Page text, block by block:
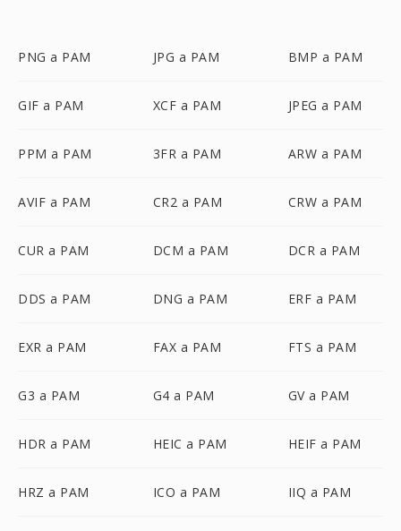
PNG a PAM JPG a PAM BMP a PAM
GIF a PAM XCF a PAM JPEG a PAM
PPM a PAM 3FR a PAM ARW a PAM
AVIF a PAM CR2 a PAM CRW a PAM
CUR a PAM DCM a PAM DCR a PAM
DDS a PAM DNG a PAM ERF a PAM
EXR a PAM FAX a PAM FTS a PAM
G3 a PAM G4 a PAM GV a PAM
HDR a PAM HEIC a PAM HEIF a PAM
HRZ a PAM ICO a PAM IIQ a PAM